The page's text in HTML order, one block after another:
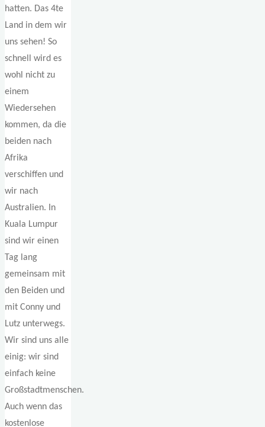
hatten. Das 4te
Land in dem wir
uns sehen! So
schnell wird es
wohl nicht zu
einem
Wiedersehen
kommen, da die
beiden nach
Afrika
verschiffen und
wir nach
Australien. In
Kuala Lumpur
sind wir einen
Tag lang
gemeinsam mit
den Beiden und
mit Conny und
Lutz unterwegs.
Wir sind uns alle
einig: wir sind
einfach keine
Großstadtmenschen.
Auch wenn das
kostenlose